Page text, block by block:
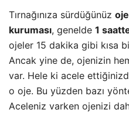
Tırnağınıza sürdüğünüz
kuruması, genelde 1
ojeler 15 dakika gibi kısa
Ancak yine de, ojenizin
var. Hele ki acele
o oje. Bu yüzden bazı
Aceleniz varken ojenizi